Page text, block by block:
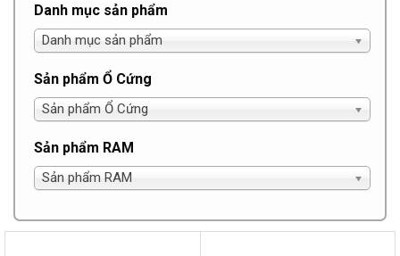
Danh mục sản phẩm
Danh mục sản phẩm
Sản phẩm Ổ Cứng
Sản phẩm Ổ Cứng
Sản phẩm RAM
Sản phẩm RAM